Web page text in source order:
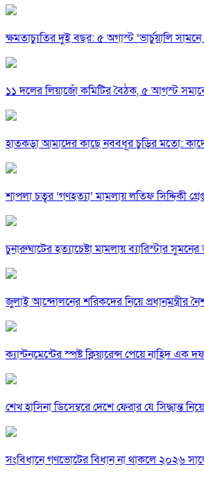
ক্ষমতাচ্যুতির দুই বছর: ৫ অগাস্ট ‘ভার্চুয়ালি
১১ দলের লিয়াজোঁ কমিটির বৈঠক, ৫ আগস্ট
হাতকড়া আমাদের কাছে নববধূর চুড়ির মতো:
শাপলা চত্বর ‘গণহত্যা’ মামলায় লতিফ সিদ্দিকী
চুনারুঘাটের হত্যাচেষ্টা মামলায় ব্যারিস্টার সুমনের
জুলাই আন্দোলনের শরিকদের নিয়ে প্রধানমন্ত্রীর
ক্যান্টনমেন্টের স্পষ্ট ক্লিয়ারেন্স পেয়ে নাহিদ এক
শেখ হাসিনা ডিসেম্বরে দেশে ফেরার যে সিদ্ধান্ত
সংবিধানে গণভোটের বিধান না থাকলে ২০২৬